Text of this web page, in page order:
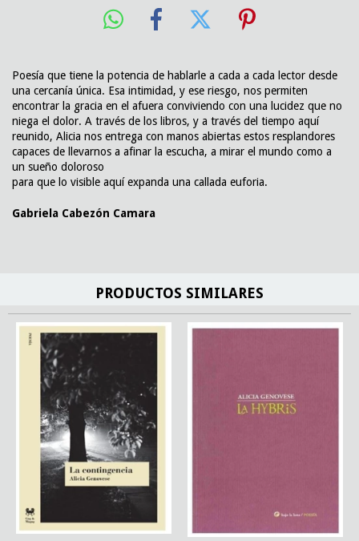
Poesía que tiene la potencia de hablarle a cada a cada lector desde
una cercanía única. Esa intimidad, y ese riesgo, nos permiten
encontrar la gracia en el afuera conviviendo con una lucidez que no
niega el dolor. A través de los libros, y a través del tiempo aquí
reunido, Alicia nos entrega con manos abiertas estos resplandores
capaces de llevarnos a afinar la escucha, a mirar el mundo como a
un sueño doloroso
para que lo visible aquí expanda una callada euforia.
Gabriela Cabezón Camara
PRODUCTOS SIMILARES